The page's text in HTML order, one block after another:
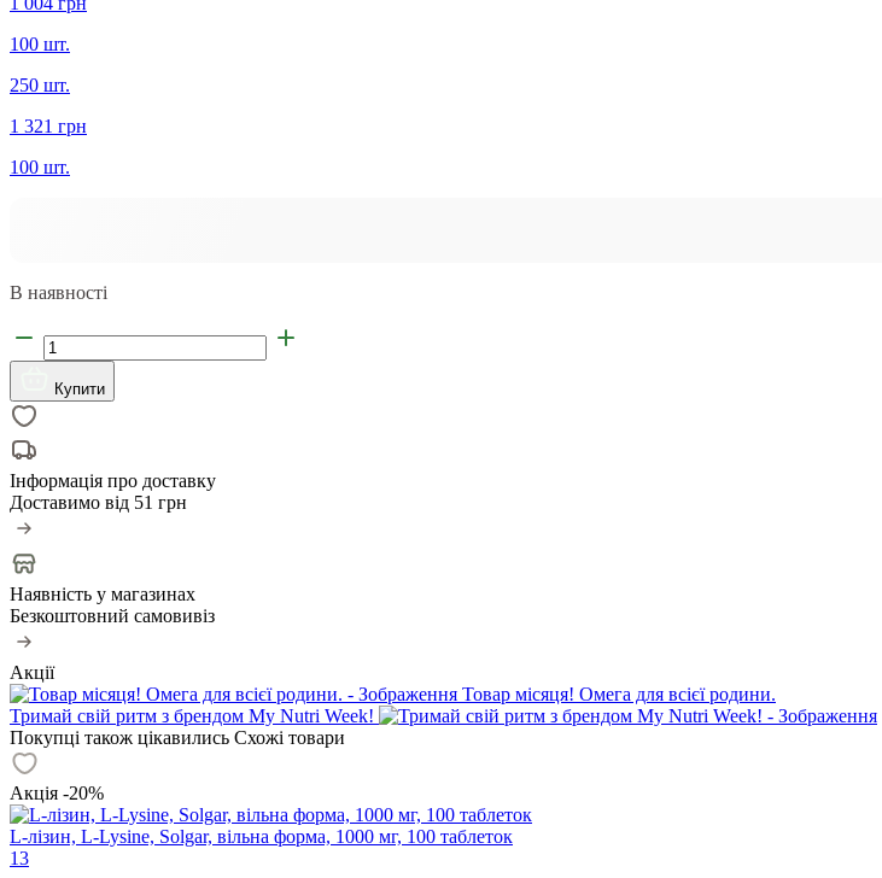
100 шт.
250 шт.
1 321 грн
100 шт.
В наявності
Купити
Інформація про доставку
Доставимо від 51 грн
Наявність у магазинах
Безкоштовний самовивіз
Акції
Товар місяця! Омега для всієї родини.
Тримай свій ритм з брендом My Nutri Week!
Покупці також цікавились Схожі товари
Акція -20%
L-лізин, L-Lysine, Solgar, вільна форма, 1000 мг, 100 таблеток
13